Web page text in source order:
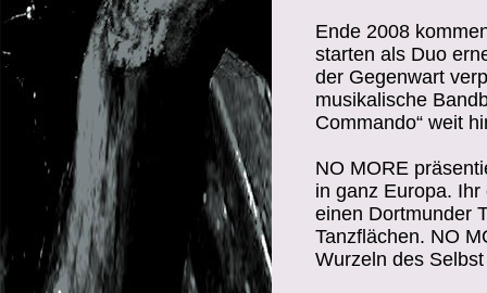
Ende 2008
starten als Duo
der Gegenwart
musikalische
Commando“ weit
NO MORE
in ganz Europa.
einen Dortmunder
Tanzflächen. NO
Wurzeln des